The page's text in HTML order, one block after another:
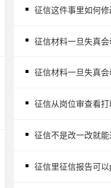
征信这件事里如何
征信材料一旦失真
征信材料一旦失真
征信从岗位审查看打
征信不是改一改就
征信里征信报告可